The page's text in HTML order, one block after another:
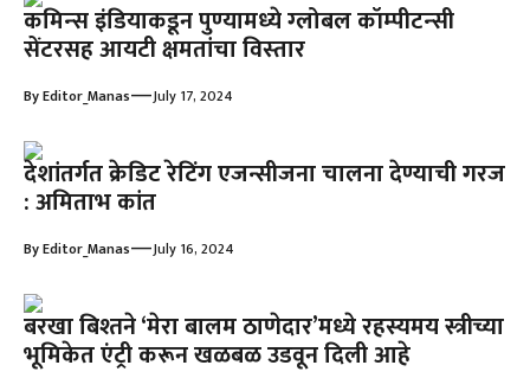
कमिन्‍स इंडियाकडून पुण्‍यामध्‍ये ग्‍लोबल कॉम्‍पीटन्‍सी
सेंटरसह आयटी क्षमतांचा विस्‍तार
ByEditor_Manas—July 17, 2024
देशांतर्गत क्रेडिट रेटिंग एजन्सीजना चालना देण्याची गरज
: अमिताभ कांत
ByEditor_Manas—July 16, 2024
बरखा बिश्तने ‘मेरा बालम ठाणेदार’मध्ये रहस्यमय स्त्रीच्या
भूमिकेत एंट्री करून खळबळ उडवून दिली आहे